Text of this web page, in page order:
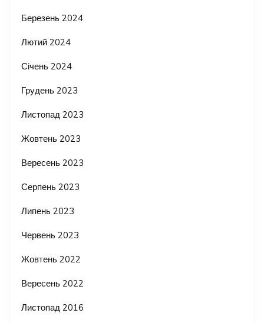
Березень 2024
Лютий 2024
Січень 2024
Грудень 2023
Листопад 2023
Жовтень 2023
Вересень 2023
Серпень 2023
Липень 2023
Червень 2023
Жовтень 2022
Вересень 2022
Листопад 2016